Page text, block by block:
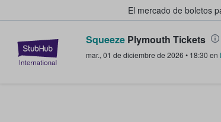
El mercado de boletos
StubHub: donde los
Squeeze Plymouth Tickets
mar., 01 de diciembre de 2026 • 18:30 en